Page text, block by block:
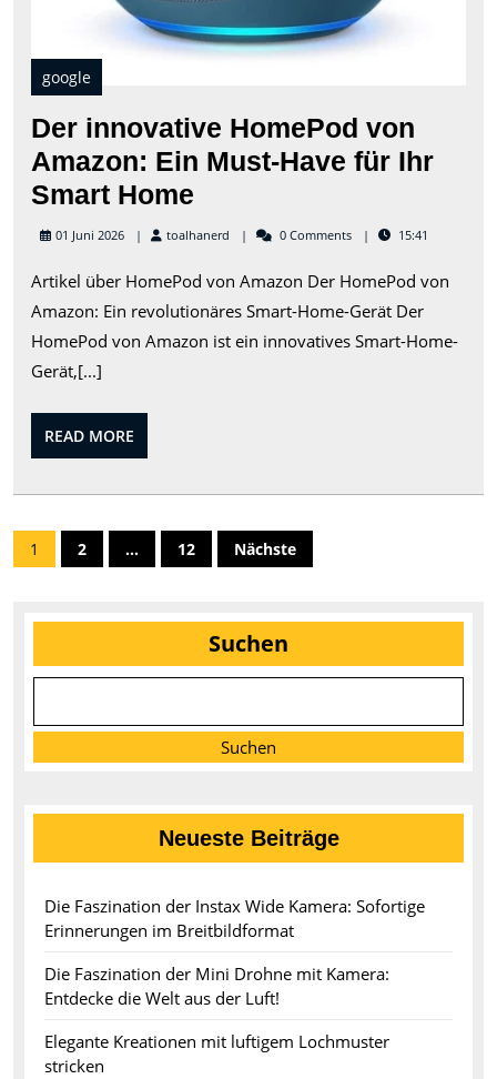
google
Der innovative HomePod von
Amazon: Ein Must-Have für Ihr
Smart Home
innovative
von
Amazon:
Ihr
Smart
Home
01 Juni 2026 toalhanerd toalhanerd0 Comments 15:41
Artikel über HomePod von Amazon Der HomePod von
Amazon: Ein revolutionäres Smart-Home-Gerät Der
HomePod von Amazon ist ein innovatives Smart-Home-
Gerät,[...]
READ MORE
MORE
Seitennummerierung
der
1 2 … 12 Nächste
Suchen
Suchen
Neueste Beiträge
Die Faszination der Instax Wide Kamera: Sofortige
Erinnerungen im Breitbildformat
Die Faszination der Mini Drohne mit Kamera:
Entdecke die Welt aus der Luft!
Elegante Kreationen mit luftigem Lochmuster
stricken